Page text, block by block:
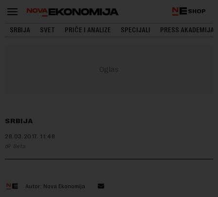
SHOP
SRBIJA SVET PRIČE I ANALIZE SPECIJALI PRESS AKADEMIJA
SRBIJA
28.03.2017. 11:48
Beta
Autor: Nova Ekonomija